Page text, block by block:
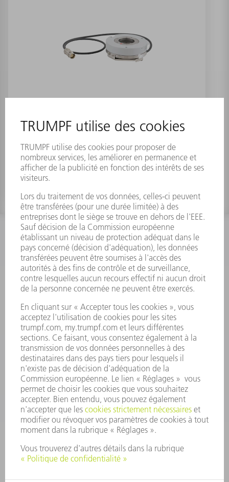
Codeur arbre creux D60mm M23
12pol
Numéro de référence:1799294
INFORMATION
Foire aux questions
Termes et conditions
CONTACT
Outillages
01 48 17 37 73
Lun - Jeu 08:00h - 16:30h
Ven 08:00h - 12:30h
outillages@fr.TRUMPF.com
CONTACT
Pièces Détachées
01 48 17 37 57
Lun – Ven 8:30h - 17:30h
pieces.detachees@trumpf.com